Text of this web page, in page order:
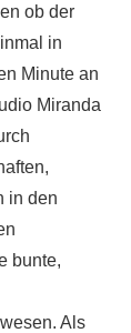
ob der
in
Minute an
Miranda
in den
bunte,
Als